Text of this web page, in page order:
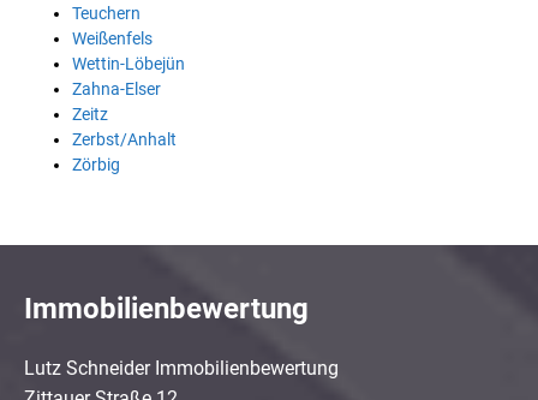
Teuchern
Weißenfels
Wettin-Löbejün
Zahna-Elser
Zeitz
Zerbst/Anhalt
Zörbig
Immobilienbewertung
Lutz Schneider Immobilienbewertung